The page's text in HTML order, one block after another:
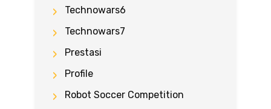
Technowars6
Technowars7
Prestasi
Profile
Robot Soccer Competition